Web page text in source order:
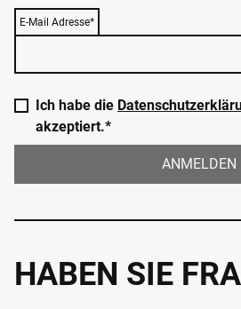
E-Mail Adresse*
Ich habe die
akzeptiert.*
ANMELDEN
HABEN SIE